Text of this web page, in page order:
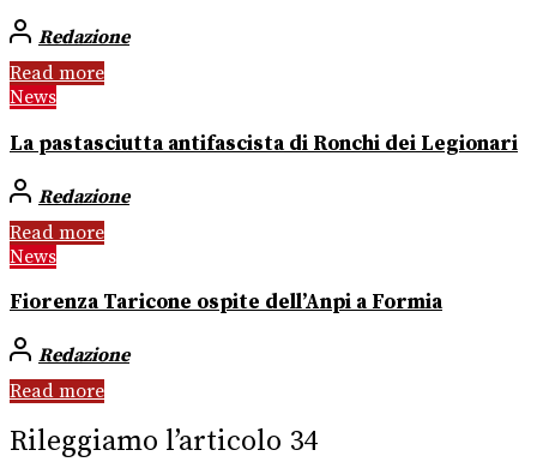
Redazione
Read more
News
La pastasciutta antifascista di Ronchi dei Legionari
Redazione
Read more
News
Fiorenza Taricone ospite dell’Anpi a Formia
Redazione
Read more
Rileggiamo l’articolo 34